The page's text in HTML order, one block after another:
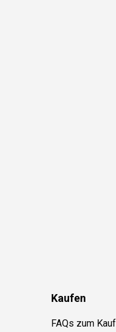
Kaufen
FAQs zum Kauf